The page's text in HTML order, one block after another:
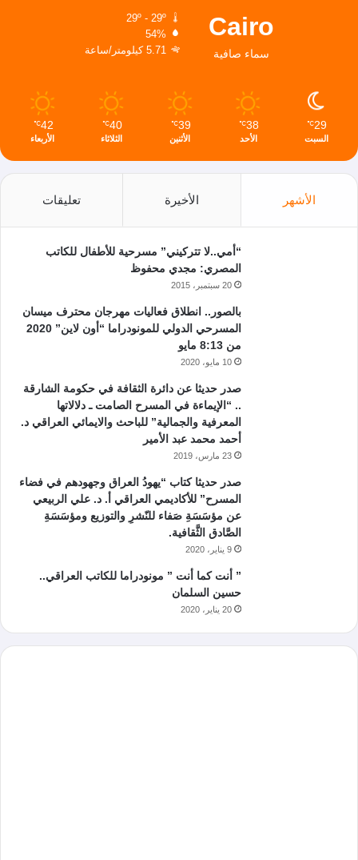
Cairo
سماء صافية
29º - 29º
54%
5.71 كيلومتر/ساعة
29
℃
السبت
38
℃
الأحد
39
℃
الأثنين
40
℃
الثلاثاء
42
℃
الأربعاء
الأشهر الأخيرة تعليقات
“أمي..لا تتركيني” مسرحية للأطفال للكاتب
المصري: مجدي محفوظ
20 سبتمبر، 2015
بالصور.. انطلاق فعاليات مهرجان محترف ميسان
المسرحي الدولي للمونودراما “أون لاين” 2020
من 8:13 مايو
10 مايو، 2020
صدر حديثا عن دائرة الثقافة في حكومة الشارقة
.. “الإيماءة في المسرح الصامت ـ دلالاتها
المعرفية والجمالية” للباحث والايمائي العراقي د.
أحمد محمد عبد الأمير
23 مارس، 2019
صدر حديثا كتاب “يهودُ العراق وجهودهم في فضاء
المسرح” للأكاديمي العراقي أ. د. علي الربيعي
عن مؤسَسَةِ صَفاء للنّشرِ والتوزيع ومؤسَسَةِ
الصَّادق الثَّقافية.
9 يناير، 2020
” أنت كما أنت ” مونودراما للكاتب العراقي..
حسين السلمان
20 يناير، 2020